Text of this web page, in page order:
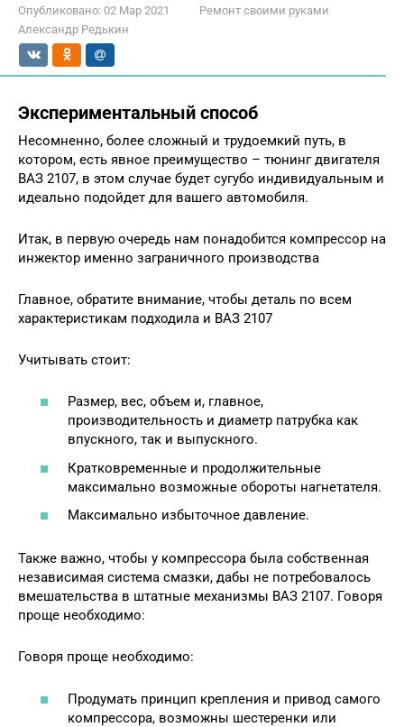
Опубликовано: 02 Мар 2021
Ремонт своими руками
Александр Редькин
Экспериментальный способ
Несомненно, более сложный и трудоемкий путь, в
котором, есть явное преимущество – тюнинг двигателя
ВАЗ 2107, в этом случае будет сугубо индивидуальным и
идеально подойдет для вашего автомобиля.
Итак, в первую очередь нам понадобится компрессор на
инжектор именно заграничного производства
Главное, обратите внимание, чтобы деталь по всем
характеристикам подходила и ВАЗ 2107
Учитывать стоит:
Размер, вес, объем и, главное,
производительность и диаметр патрубка как
впускного, так и выпускного.
Кратковременные и продолжительные
максимально возможные обороты нагнетателя.
Максимально избыточное давление.
Также важно, чтобы у компрессора была собственная
независимая система смазки, дабы не потребовалось
вмешательства в штатные механизмы ВАЗ 2107. Говоря
проще необходимо:
Говоря проще необходимо:
Продумать принцип крепления и привод самого
компрессора, возможны шестеренки или